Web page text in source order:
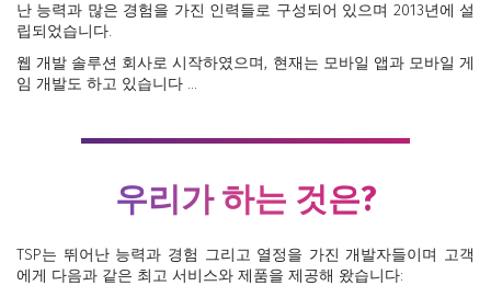
난 능력과 많은 경험을 가진 인력들로 구성되어 있으며 2013년에 설
립되었습니다.
웹 개발 솔루션 회사로 시작하였으며, 현재는 모바일 앱과 모바일 게
임 개발도 하고 있습니다 ...
우리가 하는 것은?
TSP는 뛰어난 능력과 경험 그리고 열정을 가진 개발자들이며 고객
에게 다음과 같은 최고 서비스와 제품을 제공해 왔습니다: